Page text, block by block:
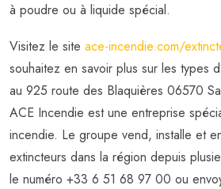
à poudre ou à liquide spécial.
Visitez le site ace-incendie.com/
souhaitez en savoir plus sur les types
au 925 route des Blaquières 06570
ACE Incendie est une entreprise
incendie. Le groupe vend, installe et
extincteurs dans la région depuis
le numéro +33 6 51 68 97 00 ou